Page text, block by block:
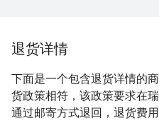
退货详情
下面是一个包含退货详情的
货政策相符，该政策要求在
通过邮寄方式退回，退货费用